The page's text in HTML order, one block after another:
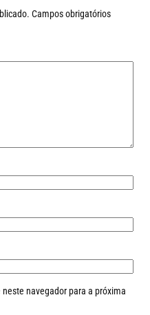
Campos obrigatórios
navegador para a próxima